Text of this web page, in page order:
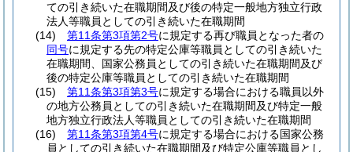
ての引き続いた在職期間及び後の特定一般地方独立行政
法人等職員としての引き続いた在職期間
(14)
第11条第3項第2号に規定する再び職員となった者の
同号に規定する先の特定公庫等職員としての引き続いた
在職期間、国家公務員としての引き続いた在職期間及び
後の特定公庫等職員としての引き続いた在職期間
(15)
第11条第3項第3号に規定する場合における職員以外
の地方公務員としての引き続いた在職期間及び特定一般
地方独立行政法人等職員としての引き続いた在職期間
(16)
第11条第3項第4号に規定する場合における国家公務
員としての引き続いた在職期間及び特定公庫等職員とし